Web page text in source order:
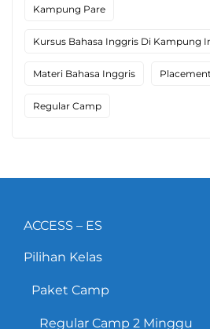
Kampung Pare
Kursus Bahasa Inggris Di Kampung
Materi Bahasa Inggris
Regular Camp
ACCESS – ES
Pilihan Kelas
Paket Camp
Regular Camp 2 Minggu